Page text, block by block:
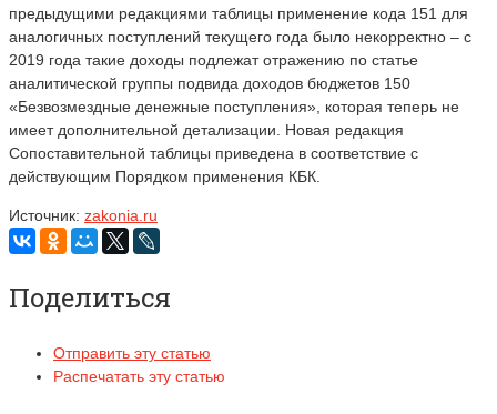
предыдущими редакциями таблицы применение кода 151 для
аналогичных поступлений текущего года было некорректно – с
2019 года такие доходы подлежат отражению по статье
аналитической группы подвида доходов бюджетов 150
«Безвозмездные денежные поступления», которая теперь не
имеет дополнительной детализации. Новая редакция
Сопоставительной таблицы приведена в соответствие с
действующим Порядком применения КБК.
Источник: zakonia.ru
Поделиться
Отправить эту статью
Распечатать эту статью